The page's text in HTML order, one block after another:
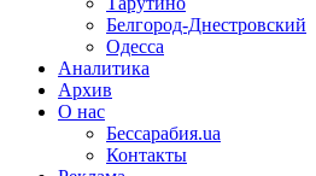
Белгород-Днестровский
Одесса
Аналитика
Архив
О нас
Бессарабия.ua
Контакты